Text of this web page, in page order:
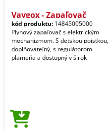
Vaygox - Zapaľovač
kód produktu: 14845005000
Plynový zapaľovač s elektrickým
mechanizmom. S detskou poistkou,
doplňovateľný, s regulátorom
plameňa a dostupný v širok